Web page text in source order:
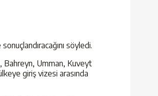
söyledi.
Bahreyn, Umman, Kuveyt
giriş vizesi arasında